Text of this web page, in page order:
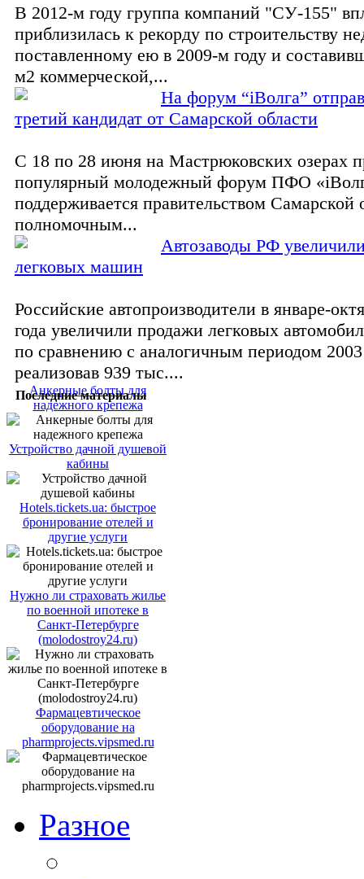
В 2012-м году группа компаний "СУ-155"
приблизилась к рекорду по строительству
поставленному ею в 2009-м году и
м2 коммерческой,...
На форум “iВолга”
третий кандидат от Самарской области
С 18 по 28 июня на Мастрюковских озерах
популярный молодежный форум ПФО
поддерживается правительством Самарской
полномочным...
Автозаводы РФ
легковых машин
Российские автопроизводители в январе-
года увеличили продажи легковых
по сравнению с аналогичным периодом 2003
реализовав 939 тыс....
Последние материалы
Анкерные болты для
надежного крепежа
Устройство дачной душевой
кабины
Hotels.tickets.ua: быстрое
бронирование отелей и
другие услуги
Нужно ли страховать жилье
по военной ипотеке в
Санкт-Петербурге
(molodostroy24.ru)
Фармацевтическое
оборудование на
pharmprojects.vipsmed.ru
Разное